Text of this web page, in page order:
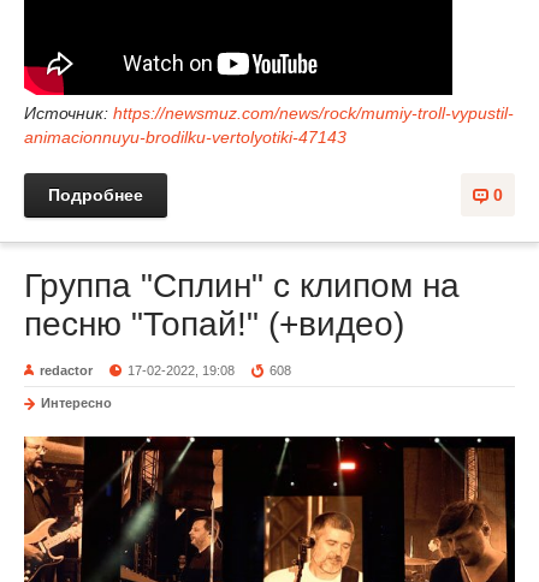
Источник: https://newsmuz.com/news/rock/mumiy-troll-vypustil-
animacionnuyu-brodilku-vertolyotiki-47143
0
Подробнее
Группа "Сплин" с клипом на
песню "Топай!" (+видео)
redactor 17-02-2022, 19:08 608
Интересно